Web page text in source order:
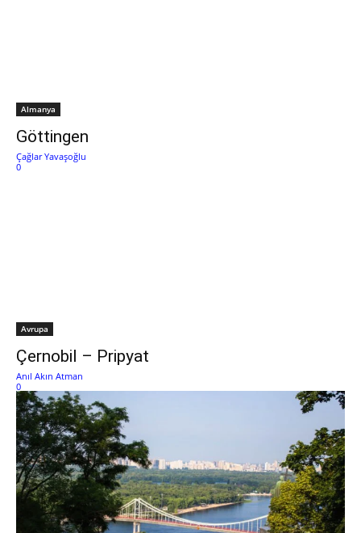
Almanya
Göttingen
Çağlar Yavaşoğlu
0
Avrupa
Çernobil – Pripyat
Anıl Akın Atman
0